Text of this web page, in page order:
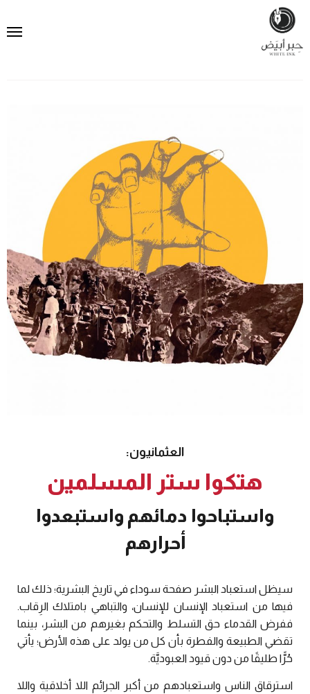
العثمانيون:
هتكوا ستر المسلمين
واستباحوا دمائهم واستبعدوا
أحرارهم
سيظل استعباد البشر صفحة سوداء في تاريخ البشرية؛ ذلك لما
فيها من استعباد الإنسان للإنسان، والتباهي بامتلاك الرِقاب.
ففرض القدماء حق التسلط والتحكم بغيرهم من البشر، بينما
تقضي الطبيعة والفطرة بأن كل من يولد على هذه الأرض؛ يأتي
حُرًّا طليقًا من دون قيود العبوديَّة.
استرقاق الناس واستعبادهم من أكبر الجرائم اللا أخلاقية واللا